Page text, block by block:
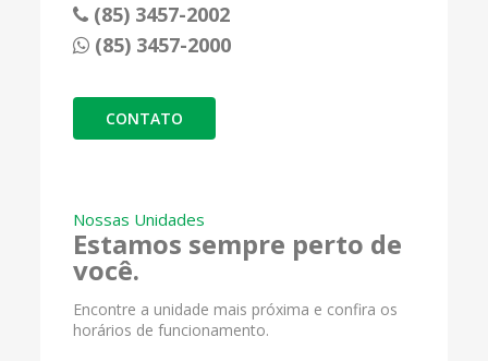
(85) 3457-2002
(85) 3457-2000
CONTATO
Nossas Unidades
Estamos sempre perto de
você.
Encontre a unidade mais próxima e confira os
horários de funcionamento.